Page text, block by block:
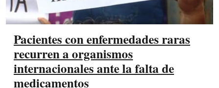
Pacientes con enfermedades raras
recurren a organismos
internacionales ante la falta de
medicamentos